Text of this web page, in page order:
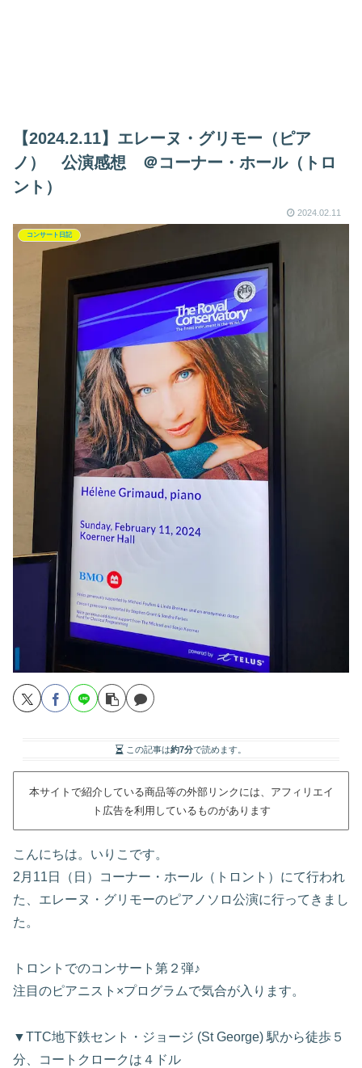
【2024.2.11】エレーヌ・グリモー（ピア
ノ） 公演感想 ＠コーナー・ホール（トロ
ント）
2024.02.11
コンサート日記
この記事は約7分で読めます。
本サイトで紹介している商品等の外部リンクには、アフィリエイ
ト広告を利用しているものがあります
こんにちは。いりこです。
2月11日（日）コーナー・ホール（トロント）にて行われ
た、エレーヌ・グリモーのピアノソロ公演に行ってきまし
た。
トロントでのコンサート第２弾♪
注目のピアニスト×プログラムで気合が入ります。
▼TTC地下鉄セント・ジョージ (St George) 駅から徒歩５
分、コートクロークは４ドル